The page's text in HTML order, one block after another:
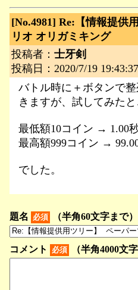
[No.4981] Re:【情報提供
リオ オリガミキング
投稿者： 士牙剣
投稿日：2020/7/19 19:43:37
バトル時に＋ボタンで
きますが、試してみたと
最低額10コイン → 1.00
最高額999コイン →
でした。
題名 必須 （半角60文字まで）
コメント 必須 （半角4000文字